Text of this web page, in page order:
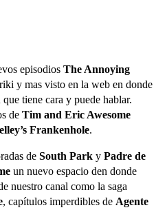
episodios The Annoying
y mas visto en la web en donde
tiene cara y puede hablar.
de Tim and Eric Awesome
Frankenhole.
de South Park y Padre de
un nuevo espacio den donde
nuestro canal como la saga
, capítulos imperdibles de Agente